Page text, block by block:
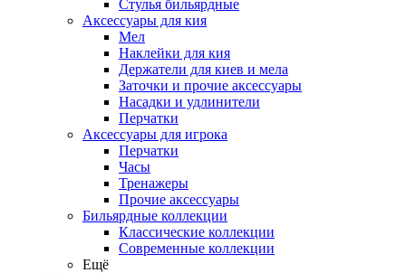
Стулья бильярдные
Аксессуары для кия
Мел
Наклейки для кия
Держатели для киев и мела
Заточки и прочие аксессуары
Насадки и удлинители
Перчатки
Аксессуары для игрока
Перчатки
Часы
Тренажеры
Прочие аксессуары
Бильярдные коллекции
Классические коллекции
Современные коллекции
Ещё